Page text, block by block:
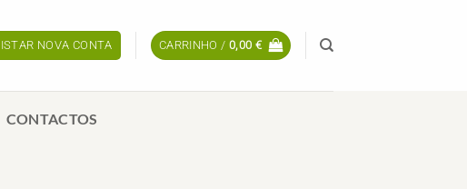
NOVA CONTA CARRINHO /0,00 €
CONTACTOS